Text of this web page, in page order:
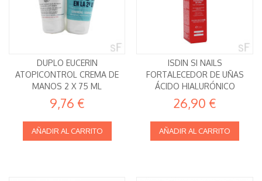
DUPLO EUCERIN
ATOPICONTROL CREMA DE
MANOS 2 X 75 ML
9,76 €
AÑADIR AL CARRITO
ISDIN SI NAILS
FORTALECEDOR DE UÑAS
ÁCIDO HIALURÓNICO
26,90 €
AÑADIR AL CARRITO